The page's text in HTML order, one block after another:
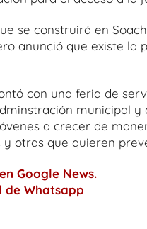
se construirá en
anunció que existe
con una feria de
municipal
a crecer de
otras que quieren
Google News.
de Whatsapp